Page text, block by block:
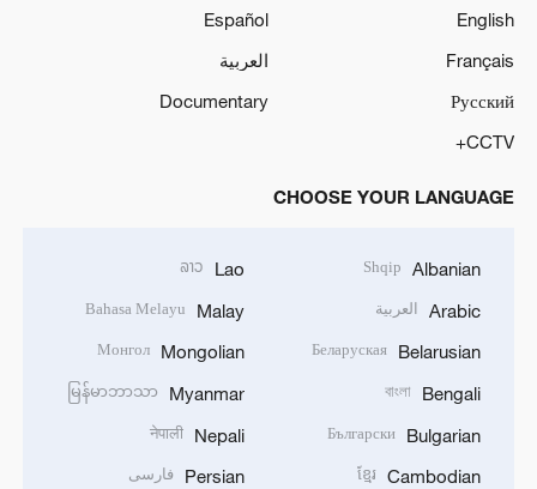
English
Español
Français
العربية
Русский
Documentary
CCTV+
CHOOSE YOUR LANGUAGE
Albanian
Shqip
Arabic العربية
Belarusian
Беларуская
Bengali
বাংলা
Bulgarian
Български
Cambodian
ខ្មែរ
Lao
ລາວ
Malay
Bahasa Melayu
Mongolian
Монгол
Myanmar
မြန်မာဘာသာ
Nepali
नेपाली
Persian فارسی